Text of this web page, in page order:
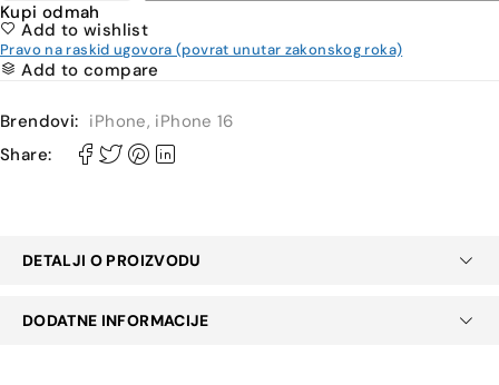
Kupi odmah
Add to wishlist
Pravo na raskid ugovora (povrat unutar zakonskog roka)
Add to compare
Brendovi: iPhone, iPhone 16
Share:
DETALJI O PROIZVODU
DODATNE INFORMACIJE